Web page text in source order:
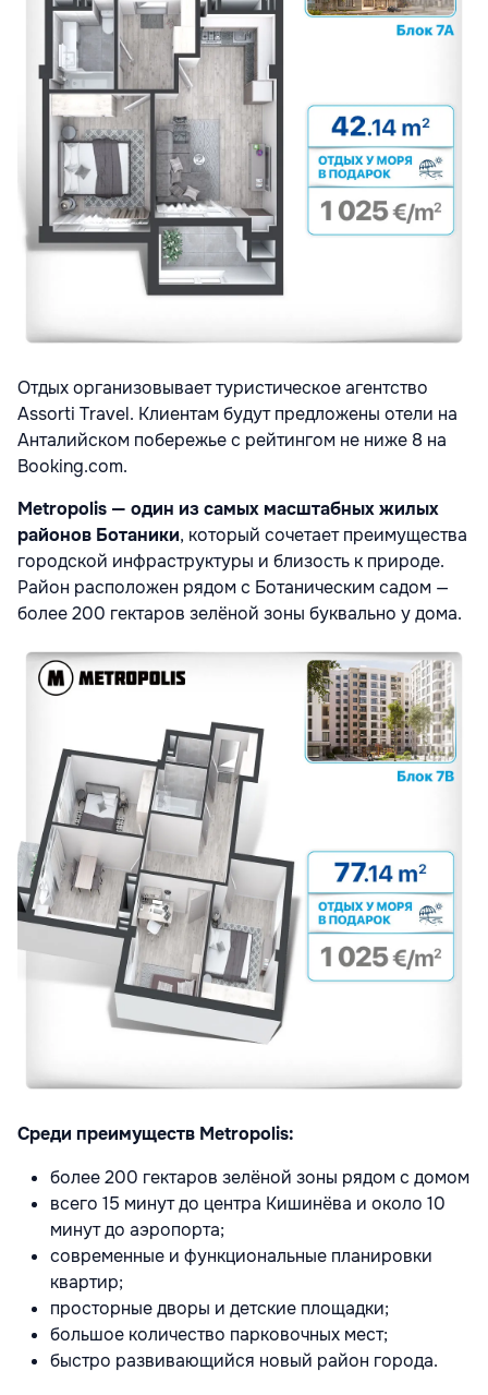
Отдых организовывает туристическое агентство
Assorti Travel. Клиентам будут предложены отели на
Анталийском побережье с рейтингом не ниже 8 на
Booking.com.
Metropolis — один из самых масштабных жилых
районов Ботаники, который сочетает преимущества
городской инфраструктуры и близость к природе.
Район расположен рядом с Ботаническим садом —
более 200 гектаров зелёной зоны буквально у дома.
Среди преимуществ Metropolis:
более 200 гектаров зелёной зоны рядом с домом
всего 15 минут до центра Кишинёва и около 10
минут до аэропорта;
современные и функциональные планировки
квартир;
просторные дворы и детские площадки;
большое количество парковочных мест;
быстро развивающийся новый район города.